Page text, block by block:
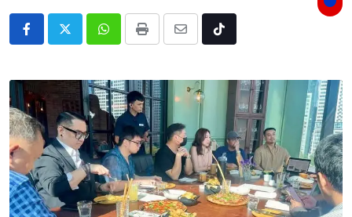
Whatsapp
Print
Share
Email
Tiktok